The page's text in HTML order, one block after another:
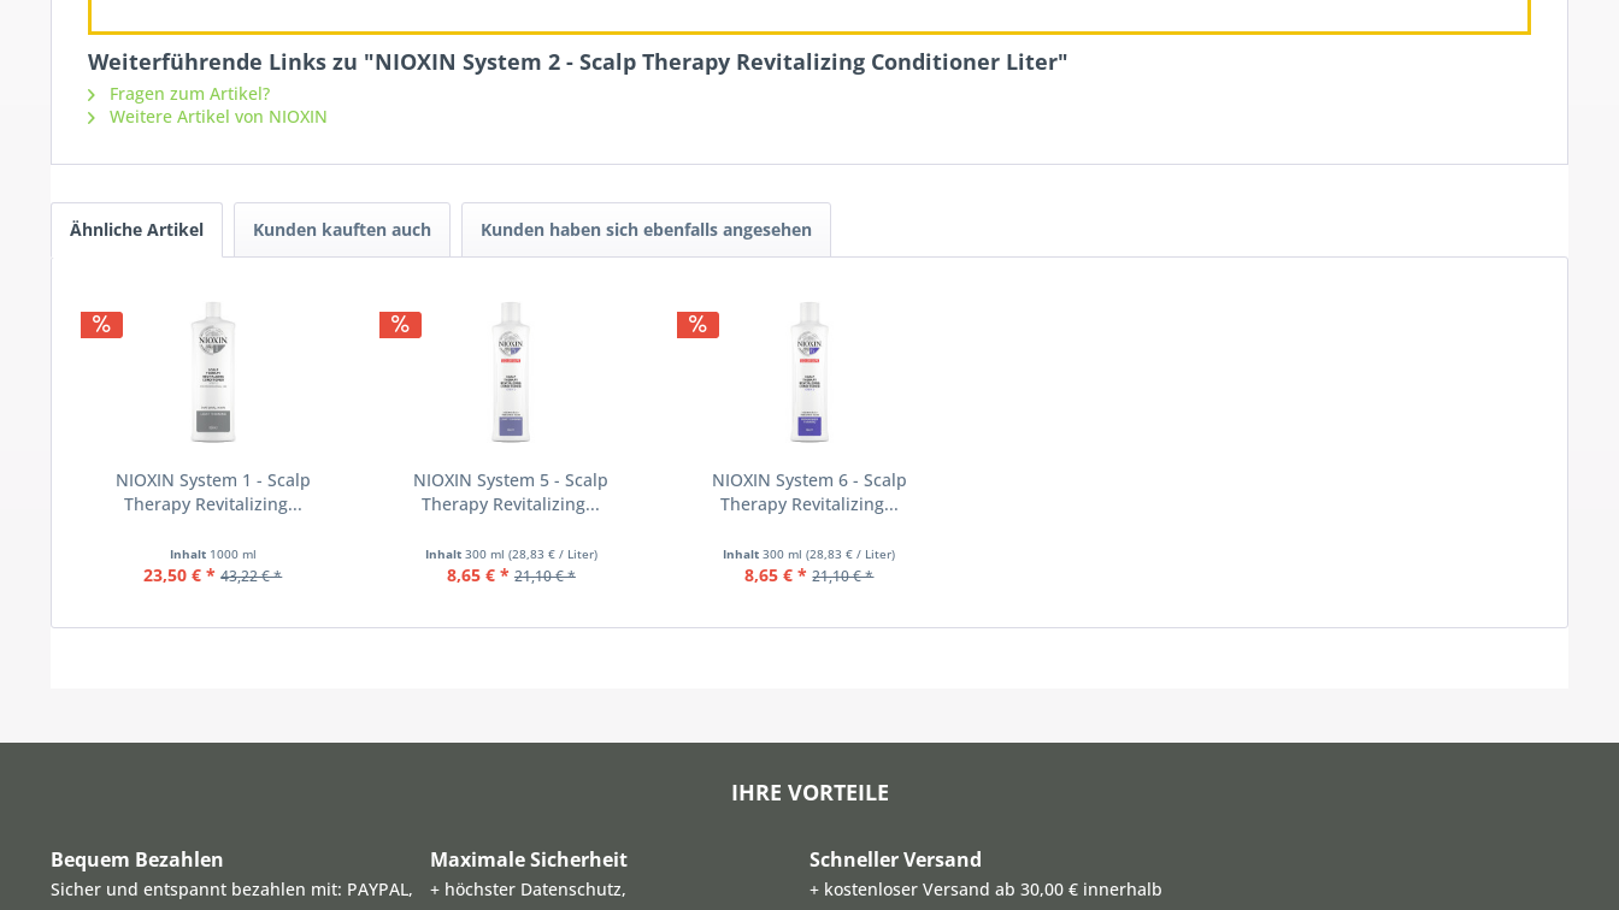
Weiterführende Links zu "NIOXIN System 2 - Scalp Therapy Revitalizing Conditioner Liter"
Fragen zum Artikel?
Weitere Artikel von NIOXIN
Ähnliche Artikel Kunden kauften auch Kunden haben sich ebenfalls angesehen
NIOXIN System 1 - Scalp
Therapy Revitalizing...
Inhalt 1000 ml
23,50 € * 43,22 € *
NIOXIN System 5 - Scalp
Therapy Revitalizing...
Inhalt 300 ml (28,83 € / Liter)
8,65 € * 21,10 € *
NIOXIN System 6 - Scalp
Therapy Revitalizing...
Inhalt300 ml(28,83 € / Liter)
8,65 € * 21,10 € *
IHRE VORTEILE
Bequem Bezahlen
Sicher und entspannt bezahlen mit: PAYPAL,
Maximale Sicherheit
+ höchster Datenschutz,
Schneller Versand
+ kostenloser Versand ab 30,00 € innerhalb